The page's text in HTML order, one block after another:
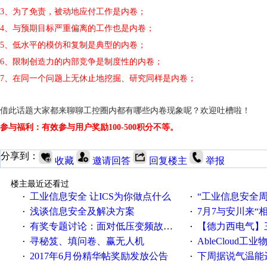
3、为了免责，被动地应付工作是内卷；
4、与预期目标严重偏离的工作也是内卷；
5、低水平的模仿和复制是典型的内卷；
6、限制创造力的内部竞争是制度性的内卷；
7、在同一个问题上无休止地挖掘、研究同样是内卷；
借此话题大家都来聊聊工控圈内都有哪些内卷现象呢？欢迎吐槽啦！
参与福利：有效参与用户奖励100-500积分不等。
分享到： 收藏 邀请回答 回复楼主 举报
楼主最近还看过
·
工业信息安全 让ICS为你做点什么 · “工业信息安全周之我见”
· 浅谈信息安全及解决方案 · 7月7与安川来“
· 有奖专题讨论：面对低压变频故障，老手是这样解决的！ · 【德力西电气】三
· 寻秘笈、填问卷、赢无人机 · AbleCloud工业物联
· 2017年6月份精华帖奖励发放公告 · 下周据说气温能